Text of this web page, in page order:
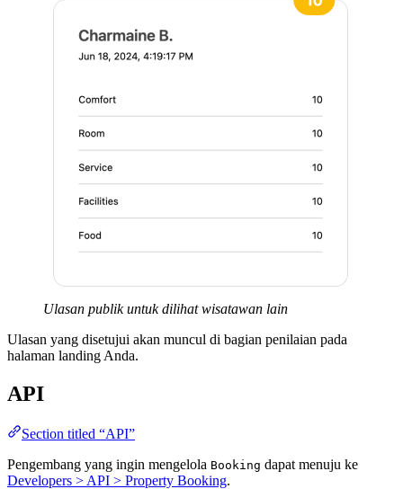
Ulasan publik untuk dilihat wisatawan lain
Ulasan yang disetujui akan muncul di bagian penilaian pada
halaman landing Anda.
API
Section titled “API”
Pengembang yang ingin mengelola Booking dapat menuju ke
Developers > API > Property Booking.